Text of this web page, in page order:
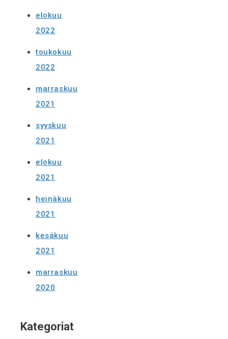
elokuu
2022
toukokuu
2022
marraskuu
2021
syyskuu
2021
elokuu
2021
heinäkuu
2021
kesäkuu
2021
marraskuu
2020
Kategoriat